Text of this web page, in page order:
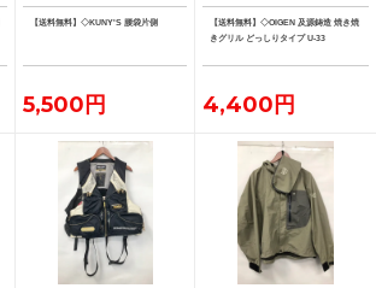
【送料無料】◇KUNY'S 腰袋片側
5,500円
【送料無料】◇OIGEN 及源鋳造 焼き焼
きグリル どっしりタイプ U-33
4,400円